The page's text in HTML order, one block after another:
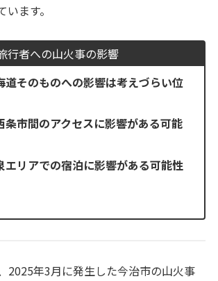
ます。
行者への山火事の影響
道そのものへの影響は考えづらい位
条市間のアクセスに影響がある可能
エリアでの宿泊に影響がある可能性
2025年3月に発生した今治市の山火事